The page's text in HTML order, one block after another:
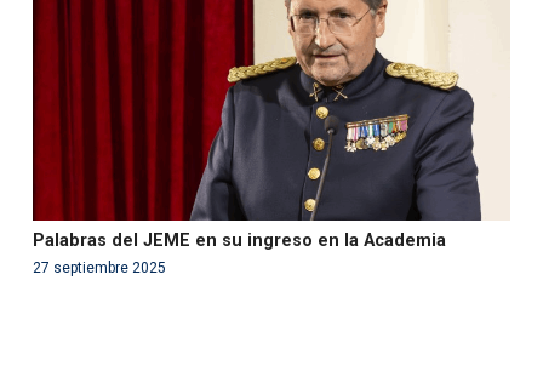
content/themes/fundcami/page-publicaciones.php
Palabras del JEME en su ingreso en la Academia
27 septiembre 2025